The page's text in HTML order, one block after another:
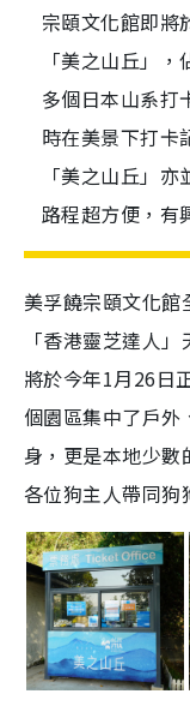
宗頤文化館即將
「美之山丘」
多個日本山系打
時在美景下打卡
「美之山丘」
路程超方便，有
美孚饒宗頤文化
「香港靈芝達人
將於今年1月26日
個園區集中了戶外
身，更是本地少
各位狗主人帶同狗